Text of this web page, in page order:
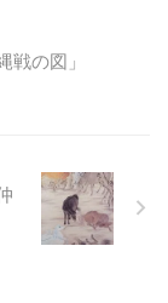
戦の図」